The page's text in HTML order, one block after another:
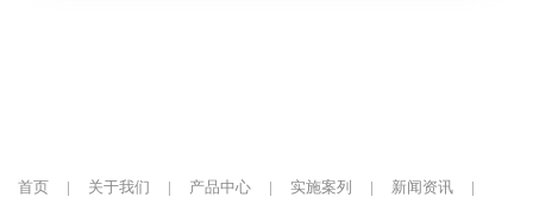
首页 | 关于我们 | 产品中心 | 实施案列 | 新闻资讯 |